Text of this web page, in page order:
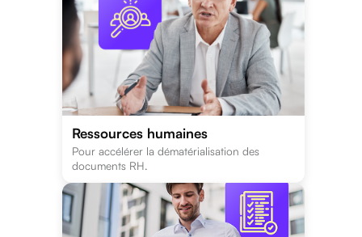
Ressources humaines
Pour accélérer la dématérialisation des
documents RH.